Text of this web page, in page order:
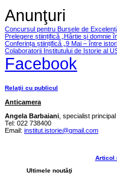
Anunţuri
Concursul pentru Bursele de
Prelegere științifică „Hârtie şi domnie
Conferința științifică „9 Mai – între
Colaboratorii Institutului de Istorie al
Facebook
Relaţii cu publicul
Anticamera
Angela Barbaiani , specialist principal
Tel: 022 738400
Email: institut.istorie@gmail.com
Articol
Ultimele noutăţi